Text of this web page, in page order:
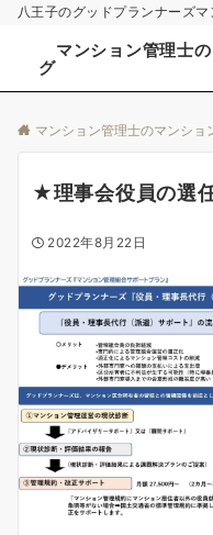
八王子のグッドプランナーズ
マンション管理士
マンション管理士の
★理事会役員の選
2022年8月22日